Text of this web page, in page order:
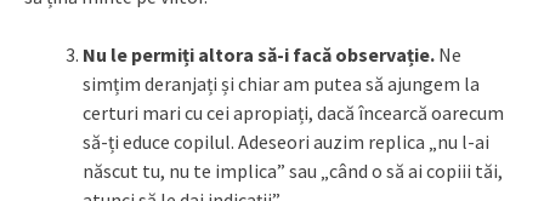
Nu le permiți altora să-i facă observație. Ne
simțim deranjați și chiar am putea să ajungem la
certuri mari cu cei apropiați, dacă încearcă oarecum
să-ți educe copilul. Adeseori auzim replica „nu l-ai
născut tu, nu te implica” sau „când o să ai copiii tăi,